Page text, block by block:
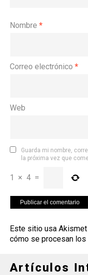
Nombre *
Correo electrónico *
Web
Guarda mi nombre,
la próxima vez que
1 × 4 =
Este sitio usa
cómo se procesan
Artículos